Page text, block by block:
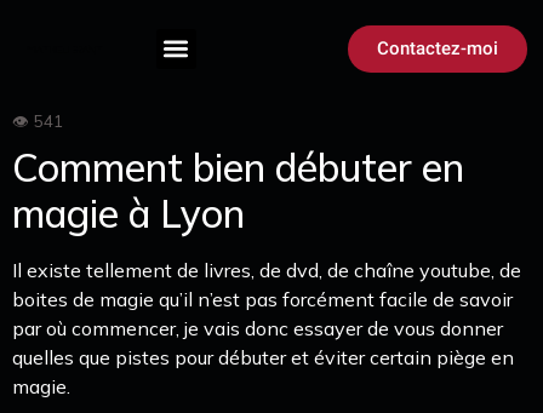
Contactez-moi
Comment bien débuter en
magie à Lyon
Il existe tellement de livres, de dvd, de chaîne youtube, de
boites de magie qu’il n’est pas forcément facile de savoir
par où commencer, je vais donc essayer de vous donner
quelles que pistes pour débuter et éviter certain piège en
magie.